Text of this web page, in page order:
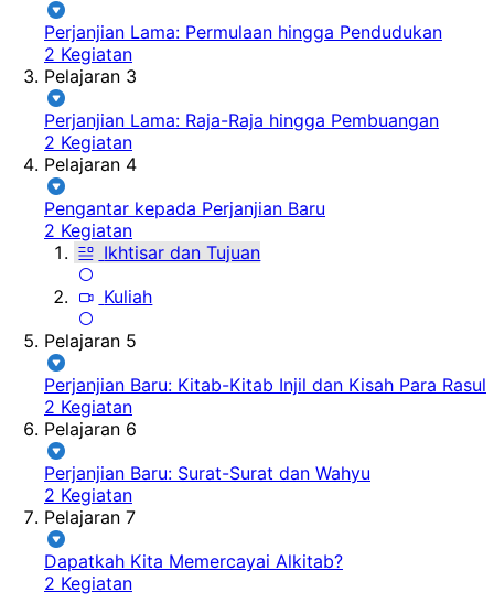
Perjanjian Lama: Permulaan hingga Pendudukan
2 Kegiatan
Pelajaran 3
Perjanjian Lama: Raja-Raja hingga Pembuangan
2 Kegiatan
Pelajaran 4
Pengantar kepada Perjanjian Baru
2 Kegiatan
Ikhtisar dan Tujuan
Kuliah
Pelajaran 5
Perjanjian Baru: Kitab-Kitab Injil dan Kisah Para Rasul
2 Kegiatan
Pelajaran 6
Perjanjian Baru: Surat-Surat dan Wahyu
2 Kegiatan
Pelajaran 7
Dapatkah Kita Memercayai Alkitab?
2 Kegiatan